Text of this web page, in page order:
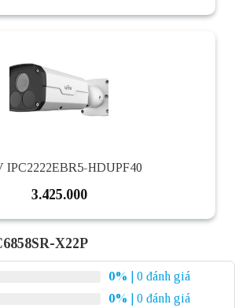
IPC2222EBR5-HDUPF40
3.425.000
X22P
0%
| 0 đánh giá
0%
| 0 đánh giá